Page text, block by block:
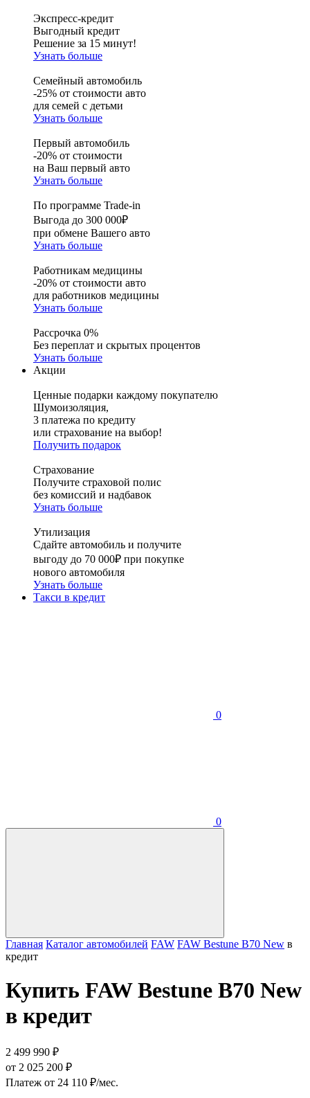
Экспресс-кредит
Выгодный кредит
Решение за 15 минут!
Узнать больше
Семейный автомобиль
-25% от стоимости авто
для семей с детьми
Узнать больше
Первый автомобиль
-20% от стоимости
на Ваш первый авто
Узнать больше
По программе Trade-in
Выгода до 300 000₽
при обмене Вашего авто
Узнать больше
Работникам медицины
-20% от стоимости авто
для работников медицины
Узнать больше
Рассрочка 0%
Без переплат и скрытых процентов
Узнать больше
Акции
Ценные подарки каждому покупателю
Шумоизоляция,
3 платежа по кредиту
или страхование на выбор!
Получить подарок
Страхование
Получите страховой полис
без комиссий и надбавок
Узнать больше
Утилизация
Сдайте автомобиль и получите
выгоду до 70 000₽ при покупке
нового автомобиля
Узнать больше
Такси в кредит
0
0
Главная Каталог автомобилей FAW FAW Bestune B70 New в
кредит
Купить FAW Bestune B70 New
в кредит
2 499 990 ₽
от 2 025 200 ₽
Платеж от 24 110 ₽/мес.